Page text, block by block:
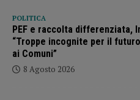
POLITICA
PEF e raccolta differenziata,
“Troppe incognite per il
ai Comuni”
8 Agosto 2026